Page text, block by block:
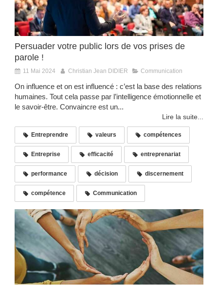
Persuader votre public lors de vos prises de
parole !
11 Mai 2024 Christian Jean DIDIER Communication
On influence et on est influencé : c’est la base des relations
humaines. Tout cela passe par l’intelligence émotionnelle et
le savoir-être. Convaincre est un...
Lire la suite...
Entreprendre valeurs compétences
Entreprise efficacité entreprenariat
performance décision discernement
compétence Communication